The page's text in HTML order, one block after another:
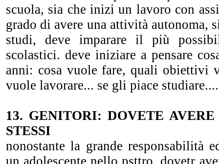
scuola, sia che inizi un lavoro con
grado di avere una attività autonoma,
studi, deve imparare il più
scolastici. deve iniziare a pensare
anni: cosa vuole fare, quali obiettivi
vuole lavorare... se gli piace studiare....
13. GENITORI: DOVETE
STESSI
nonostante la grande responsabilità
un adolescente nello psttro, dovetr